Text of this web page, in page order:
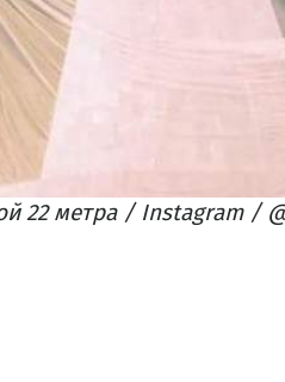
22 метра / Instagram /